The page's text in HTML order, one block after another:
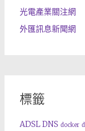
光電產業關注網
外匯訊息新聞網
標籤
ADSL DNS docker